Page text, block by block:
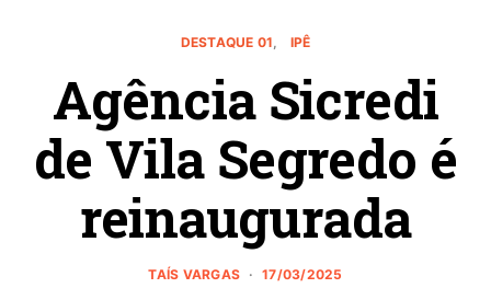
DESTAQUE 01 IPÊ
Agência Sicredi
de Vila Segredo é
reinaugurada
TAÍS VARGAS 17/03/2025